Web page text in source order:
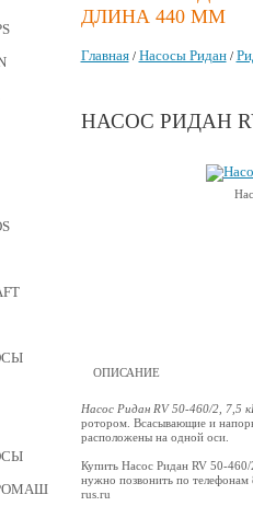
ДЛИНА 440 ММ
Главная/ Насосы Ридан/
НАСОС РИДАН
ОПИСАНИЕ
Насос Ридан RV 50-460/2, 7,5
ротором. Всасывающие и
расположены на одной оси.
Купить Насос Ридан RV 50-
нужно позвонить по
rus.ru